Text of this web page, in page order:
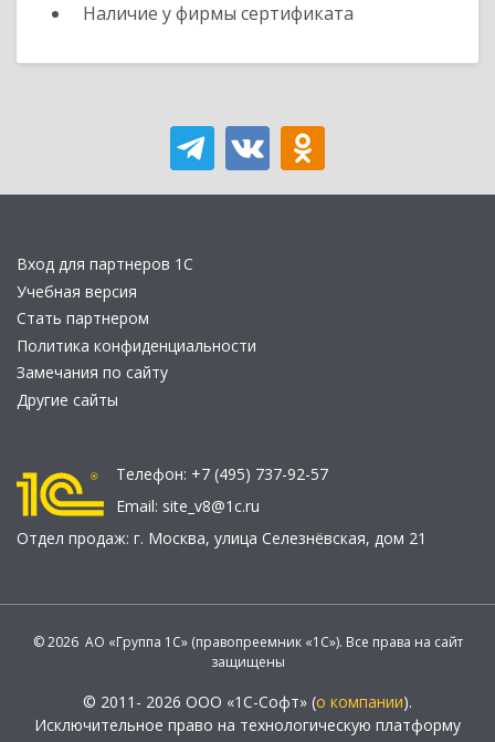
Наличие у фирмы сертификата
Вход для партнеров 1С
Учебная версия
Стать партнером
Политика конфиденциальности
Замечания по сайту
Другие сайты
Телефон: +7 (495) 737-92-57
Email: site_v8@1c.ru
Отдел продаж: г. Москва, улица Селезнёвская, дом 21
© 2026 АО «Группа 1С» (правопреемник «1С»). Все права на сайт
защищены
© 2011- 2026 ООО «1С-Софт» (о компании).
Исключительное право на технологическую платформу